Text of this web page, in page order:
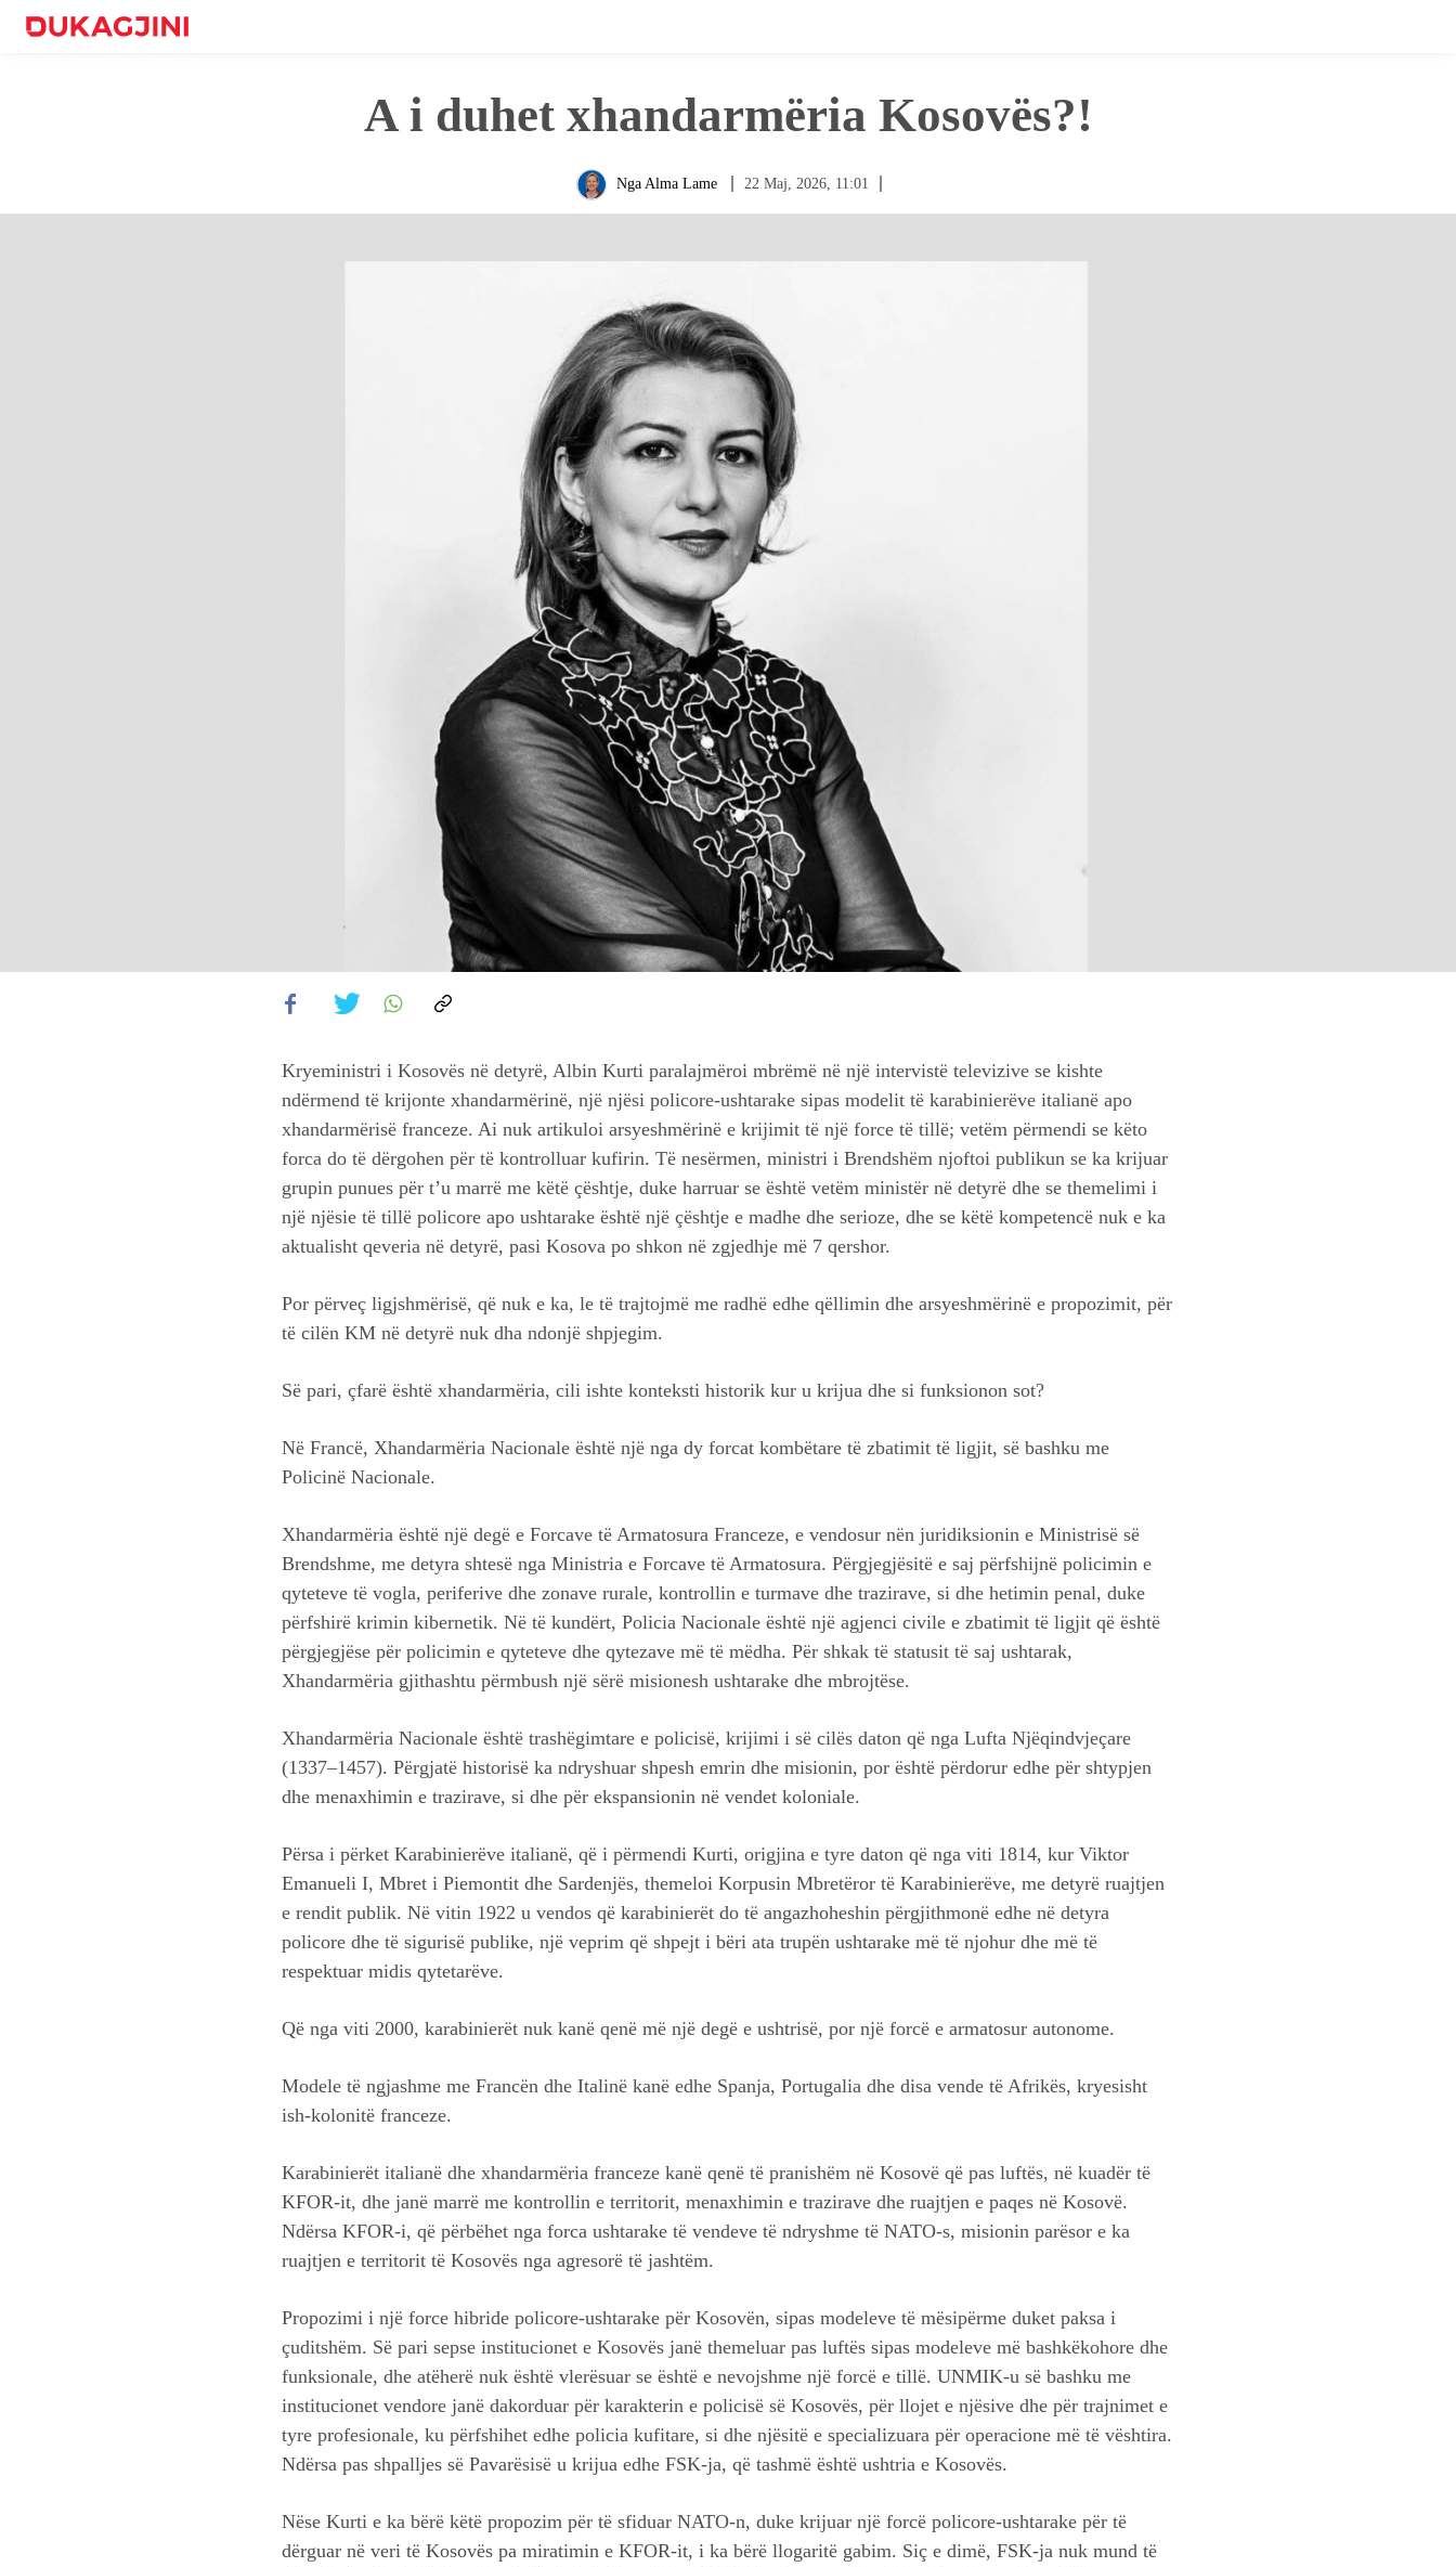
A i duhet xhandarmëria Kosovës?!
Nga Alma Lame 22 Maj, 2026, 11:01
Kryeministri i Kosovës në detyrë, Albin Kurti paralajmëroi mbrëmë në një intervistë televizive se kishte
ndërmend të krijonte xhandarmërinë, një njësi policore-ushtarake sipas modelit të karabinierëve italianë apo
xhandarmërisë franceze. Ai nuk artikuloi arsyeshmërinë e krijimit të një force të tillë; vetëm përmendi se këto
forca do të dërgohen për të kontrolluar kufirin. Të nesërmen, ministri i Brendshëm njoftoi publikun se ka krijuar
grupin punues për t’u marrë me këtë çështje, duke harruar se është vetëm ministër në detyrë dhe se themelimi i
një njësie të tillë policore apo ushtarake është një çështje e madhe dhe serioze, dhe se këtë kompetencë nuk e ka
aktualisht qeveria në detyrë, pasi Kosova po shkon në zgjedhje më 7 qershor.
Por përveç ligjshmërisë, që nuk e ka, le të trajtojmë me radhë edhe qëllimin dhe arsyeshmërinë e propozimit, për
të cilën KM në detyrë nuk dha ndonjë shpjegim.
Së pari, çfarë është xhandarmëria, cili ishte konteksti historik kur u krijua dhe si funksionon sot?
Në Francë, Xhandarmëria Nacionale është një nga dy forcat kombëtare të zbatimit të ligjit, së bashku me
Policinë Nacionale.
Xhandarmëria është një degë e Forcave të Armatosura Franceze, e vendosur nën juridiksionin e Ministrisë së
Brendshme, me detyra shtesë nga Ministria e Forcave të Armatosura. Përgjegjësitë e saj përfshijnë policimin e
qyteteve të vogla, periferive dhe zonave rurale, kontrollin e turmave dhe trazirave, si dhe hetimin penal, duke
përfshirë krimin kibernetik. Në të kundërt, Policia Nacionale është një agjenci civile e zbatimit të ligjit që është
përgjegjëse për policimin e qyteteve dhe qytezave më të mëdha. Për shkak të statusit të saj ushtarak,
Xhandarmëria gjithashtu përmbush një sërë misionesh ushtarake dhe mbrojtëse.
Xhandarmëria Nacionale është trashëgimtare e policisë, krijimi i së cilës daton që nga Lufta Njëqindvjeçare
(1337–1457). Përgjatë historisë ka ndryshuar shpesh emrin dhe misionin, por është përdorur edhe për shtypjen
dhe menaxhimin e trazirave, si dhe për ekspansionin në vendet koloniale.
Përsa i përket Karabinierëve italianë, që i përmendi Kurti, origjina e tyre daton që nga viti 1814, kur Viktor
Emanueli I, Mbret i Piemontit dhe Sardenjës, themeloi Korpusin Mbretëror të Karabinierëve, me detyrë ruajtjen
e rendit publik. Në vitin 1922 u vendos që karabinierët do të angazhoheshin përgjithmonë edhe në detyra
policore dhe të sigurisë publike, një veprim që shpejt i bëri ata trupën ushtarake më të njohur dhe më të
respektuar midis qytetarëve.
Që nga viti 2000, karabinierët nuk kanë qenë më një degë e ushtrisë, por një forcë e armatosur autonome.
Modele të ngjashme me Francën dhe Italinë kanë edhe Spanja, Portugalia dhe disa vende të Afrikës, kryesisht
ish-kolonitë franceze.
Karabinierët italianë dhe xhandarmëria franceze kanë qenë të pranishëm në Kosovë që pas luftës, në kuadër të
KFOR-it, dhe janë marrë me kontrollin e territorit, menaxhimin e trazirave dhe ruajtjen e paqes në Kosovë.
Ndërsa KFOR-i, që përbëhet nga forca ushtarake të vendeve të ndryshme të NATO-s, misionin parësor e ka
ruajtjen e territorit të Kosovës nga agresorë të jashtëm.
Propozimi i një force hibride policore-ushtarake për Kosovën, sipas modeleve të mësipërme duket paksa i
çuditshëm. Së pari sepse institucionet e Kosovës janë themeluar pas luftës sipas modeleve më bashkëkohore dhe
funksionale, dhe atëherë nuk është vlerësuar se është e nevojshme një forcë e tillë. UNMIK-u së bashku me
institucionet vendore janë dakorduar për karakterin e policisë së Kosovës, për llojet e njësive dhe për trajnimet e
tyre profesionale, ku përfshihet edhe policia kufitare, si dhe njësitë e specializuara për operacione më të vështira.
Ndërsa pas shpalljes së Pavarësisë u krijua edhe FSK-ja, që tashmë është ushtria e Kosovës.
Nëse Kurti e ka bërë këtë propozim për të sfiduar NATO-n, duke krijuar një forcë policore-ushtarake për të
dërguar në veri të Kosovës pa miratimin e KFOR-it, i ka bërë llogaritë gabim. Siç e dimë, FSK-ja nuk mund të